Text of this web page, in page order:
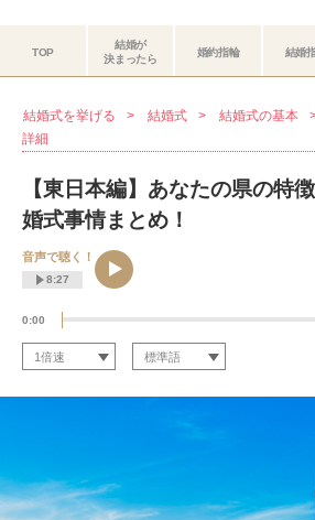
TOP
結婚が
決まったら
婚約指輪 結婚
結婚式を挙げる 結婚式 結婚式の基本
詳細
【東日本編】あなたの県の特
婚式事情まとめ！
音声で聴く！
8:27
0:00